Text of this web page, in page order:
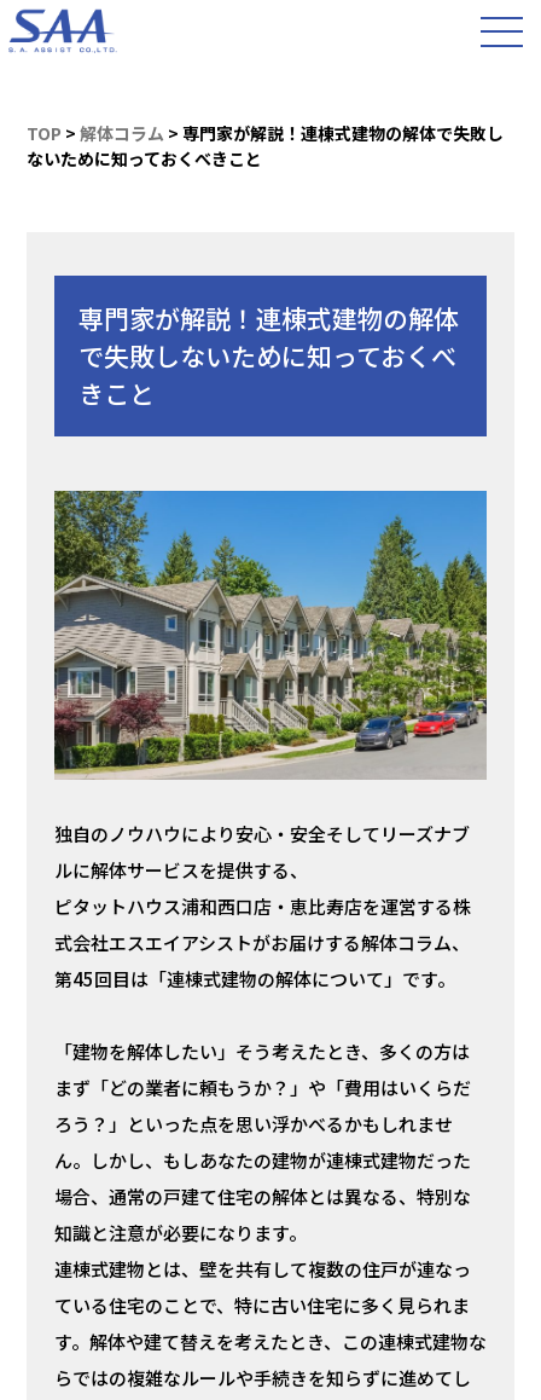
TOP >解体コラム >専門家が解説！連棟式建物の解体で失敗し
ないために知っておくべきこと
専門家が解説！連棟式建物の解体
で失敗しないために知っておくべ
きこと
独自のノウハウにより安心・安全そしてリーズナブ
ルに解体サービスを提供する、
ピタットハウス浦和西口店・恵比寿店を運営する株
式会社エスエイアシストがお届けする解体コラム、
第45回目は「連棟式建物の解体について」です。
「建物を解体したい」そう考えたとき、多くの方は
まず「どの業者に頼もうか？」や「費用はいくらだ
ろう？」といった点を思い浮かべるかもしれませ
ん。しかし、もしあなたの建物が連棟式建物だった
場合、通常の戸建て住宅の解体とは異なる、特別な
知識と注意が必要になります。
連棟式建物とは、壁を共有して複数の住戸が連なっ
ている住宅のことで、特に古い住宅に多く見られま
す。解体や建て替えを考えたとき、この連棟式建物な
らではの複雑なルールや手続きを知らずに進めてし